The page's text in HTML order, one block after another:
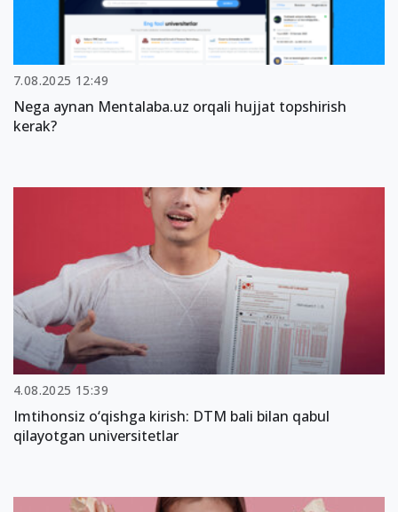
7.08.2025 12:49
Nega aynan Mentalaba.uz orqali hujjat topshirish
kerak?
4.08.2025 15:39
Imtihonsiz o‘qishga kirish: DTM bali bilan qabul
qilayotgan universitetlar